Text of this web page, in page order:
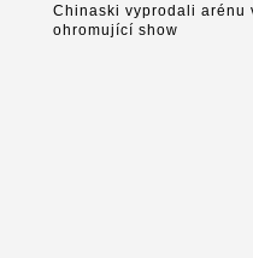
Chinaski vyprodali arénu
ohromující show